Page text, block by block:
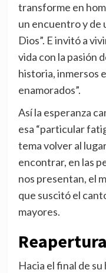
transforme en
un encuentro y de
Dios”. E invitó a
vida con la pasión
historia, inmersos
enamorados”.
Así la esperanza
esa “particular
tema volver al
encontrar, en las
nos presentan, el
que suscitó el
mayores.
Hacia el final de